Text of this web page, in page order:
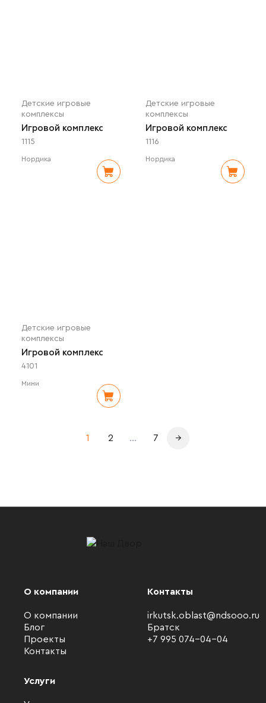
Детские игровые
комплексы
Игровой комплекс
1115
Нордика
Детские игровые
комплексы
Игровой комплекс
1116
Нордика
Детские игровые
комплексы
Игровой комплекс
4101
Мини
1 2 ... 7 →
О компании
О компании
Блог
Проекты
Контакты
Услуги
Контакты
irkutsk.oblast@ndsooo.ru
Братск
+7 995 074-04-04